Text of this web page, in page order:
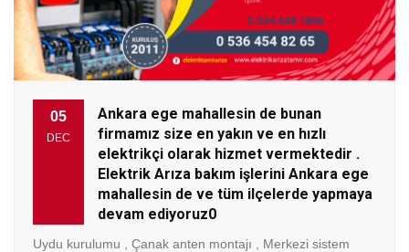
05
DEC
Ankara ege mahallesin de bunan
firmamız size en yakın ve en hızlı
elektrikçi olarak hizmet vermektedir .
Elektrik Arıza bakım işlerini Ankara ege
mahallesin de ve tüm ilçelerde yapmaya
devam ediyoruz0
Uydu kurulumu , Çanak anten montajı , Merkezi sistem